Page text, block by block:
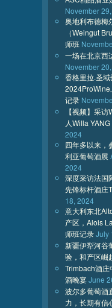
November
奥地利布德梅
（Weingut
师班
一场在北京西
November
香格里拉.圣域
2024ProWine
记录
【视频】采
人Willa YANG
2024
四年多以来，
利亚葡萄酒展
2024
深度采访法国
先锋标杆酒庄
18, 2024
意大利东北
产区，Alois
师班记录July
新疆伊犁河谷
验，和产区崛
Trimbach酒
酒晚宴June
波尔多葡萄酒
力，长期有信